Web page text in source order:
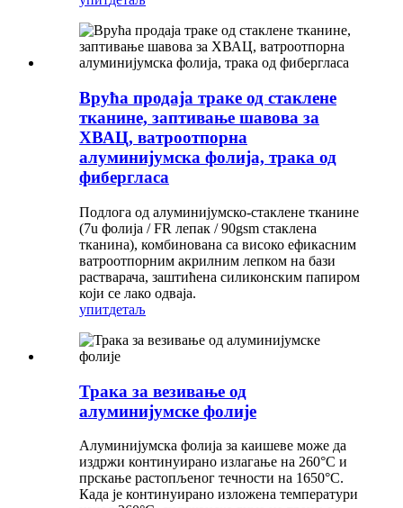
Врућа продаја траке од стаклене
тканине, заптивање шавова за
ХВАЦ, ватроотпорна
алуминијумска фолија, трака од
фибергласа
Подлога од алуминијумско-стаклене тканине
(7u фолија / FR лепак / 90gsm стаклена
тканина), комбинована са високо ефикасним
ватроотпорним акрилним лепком на бази
растварача, заштићена силиконским папиром
који се лако одваја.
упитдетаљ
Трака за везивање од
алуминијумске фолије
Алуминијумска фолија за каишеве може да
издржи континуирано излагање на 260°C и
прскање растопљеног течности на 1650°C.
Када је континуирано изложена температури